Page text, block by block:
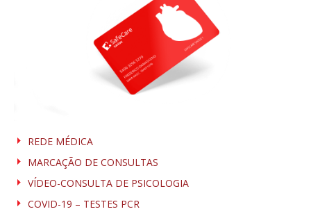
REDE MÉDICA
MARCAÇÃO DE CONSULTAS
VÍDEO-CONSULTA DE PSICOLOGIA
COVID-19 – TESTES PCR